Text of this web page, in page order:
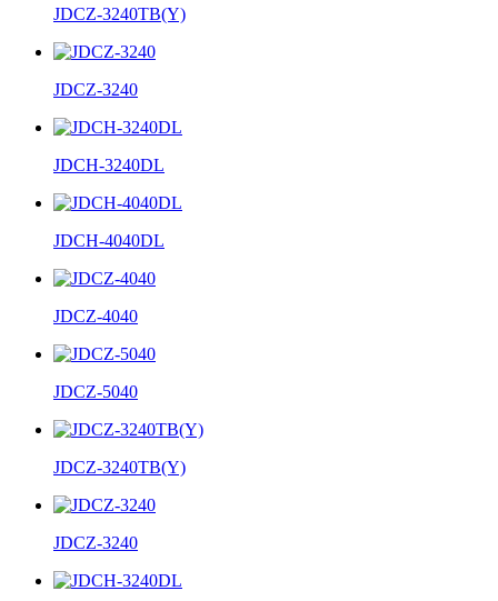
JDCZ-3240TB(Y)
JDCZ-3240
JDCH-3240DL
JDCH-4040DL
JDCZ-4040
JDCZ-5040
JDCZ-3240TB(Y)
JDCZ-3240